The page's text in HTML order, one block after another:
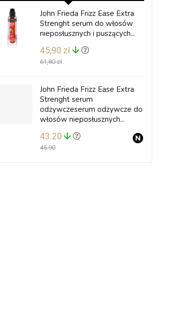
John Frieda Frizz Ease Extra
Strenght serum do włosów
nieposłusznych i puszących...
45,90 zł
61,80 zł
John Frieda Frizz Ease Extra
Strenght serum
odżywczeserum odżywcze do
włosów nieposłusznych...
43.20
45.90